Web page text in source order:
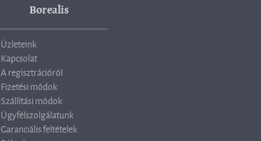
Borealis
Üzleteink
Kapcsolat
A regisztrációról
Fizetési módok
Szállítási módok
Ügyfélszolgálatunk
Garanciális feltételek